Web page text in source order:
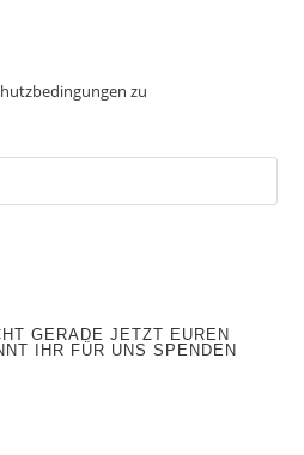
zu
GERADE JETZT EUREN
IHR FÜR UNS SPENDEN